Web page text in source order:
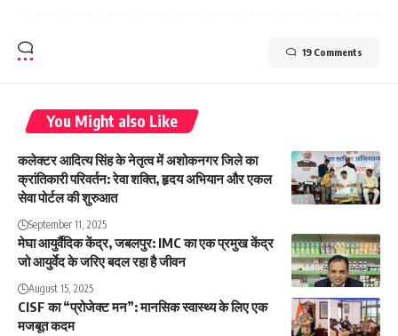
19 Comments
You Might also Like
कलेक्टर आदित्य सिंह के नेतृत्व में अशोकनगर जिले का
क्रांतिकारी परिवर्तन: रेवा शक्ति, हृदय अभियान और एकल
सेवा पोर्टल की शुरुआत
September 11, 2025
मेघा आयुर्वैदिक केंद्र, जबलपुर: IMC का एक प्रमुख केंद्र
जो आयुर्वेद के जरिए बदल रहा है जीवन
August 15, 2025
CISF का “प्रोजेक्ट मन”: मानसिक स्वास्थ्य के लिए एक
मजबूत कदम